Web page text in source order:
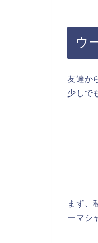
ウ
友達か
少しで
まず、
ーマシ